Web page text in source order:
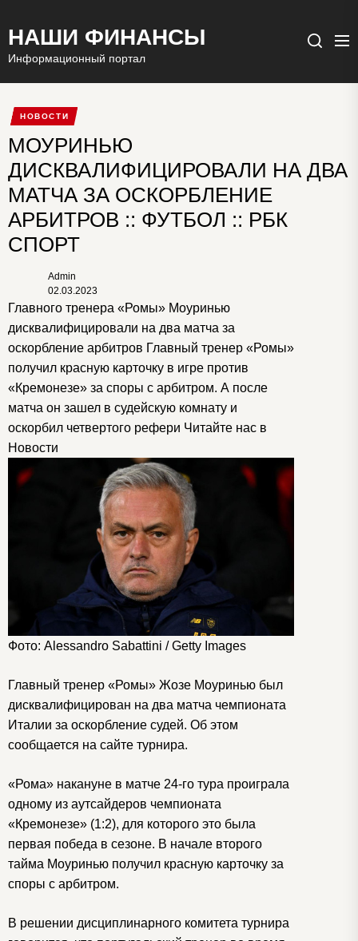
НАШИ ФИНАНСЫ
Информационный портал
Поиск
НОВОСТИ
МОУРИНЬЮ
ДИСКВАЛИФИЦИРОВАЛИ НА ДВА
МАТЧА ЗА ОСКОРБЛЕНИЕ
АРБИТРОВ :: ФУТБОЛ :: РБК
СПОРТ
Admin
02.03.2023
Главного тренера «Ромы» Моуринью
дисквалифицировали на два матча за
оскорбление арбитров Главный тренер «Ромы»
получил красную карточку в игре против
«Кремонезе» за споры с арбитром. А после
матча он зашел в судейскую комнату и
оскорбил четвертого рефери Читайте нас в
Новости
Фото: Alessandro Sabattini / Getty Images
Главный тренер «Ромы» Жозе Моуринью был
дисквалифицирован на два матча чемпионата
Италии за оскорбление судей. Об этом
сообщается на сайте турнира.
«Рома» накануне в матче 24-го тура проиграла
одному из аутсайдеров чемпионата
«Кремонезе» (1:2), для которого это была
первая победа в сезоне. В начале второго
тайма Моуринью получил красную карточку за
споры с арбитром.
В решении дисциплинарного комитета турнира